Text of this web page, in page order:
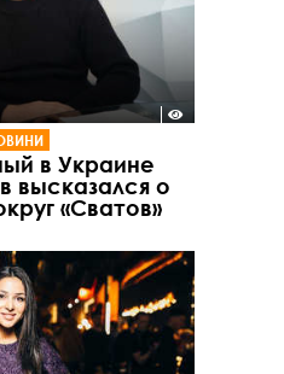
в Украине
высказался о
«Сватов»